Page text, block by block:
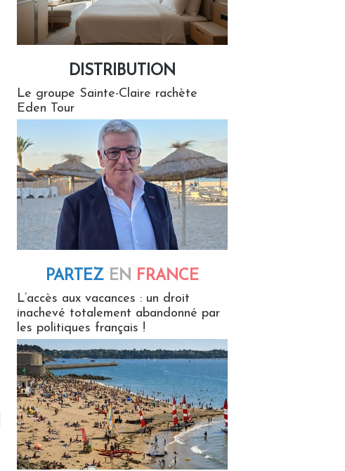
DISTRIBUTION
Le groupe Sainte-Claire rachète
Eden Tour
PARTEZ EN FRANCE
L’accès aux vacances : un droit
inachevé totalement abandonné par
les politiques français !